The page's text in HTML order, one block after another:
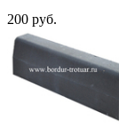
200 руб.